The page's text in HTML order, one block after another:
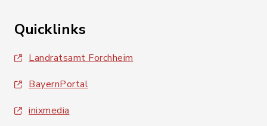
Quicklinks
Landratsamt Forchheim
BayernPortal
inixmedia